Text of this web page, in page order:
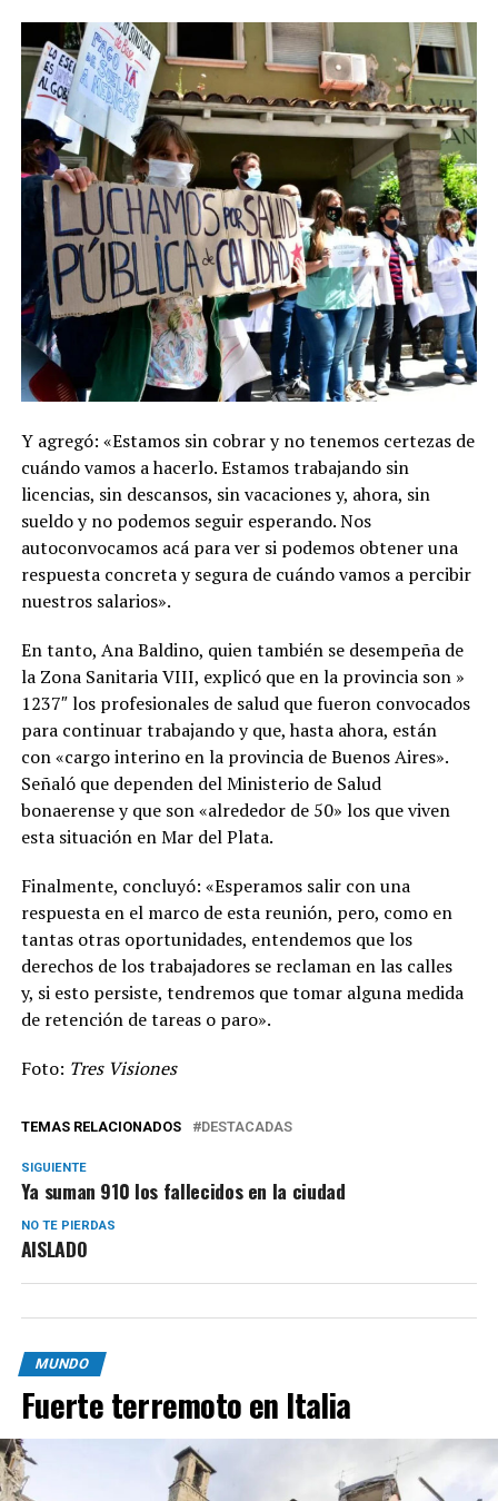
Y agregó: «Estamos sin cobrar y no tenemos certezas de
cuándo vamos a hacerlo. Estamos trabajando sin
licencias, sin descansos, sin vacaciones y, ahora, sin
sueldo y no podemos seguir esperando. Nos
autoconvocamos acá para ver si podemos obtener una
respuesta concreta y segura de cuándo vamos a percibir
nuestros salarios».
En tanto, Ana Baldino, quien también se desempeña de
la Zona Sanitaria VIII, explicó que en la provincia son »
1237″ los profesionales de salud que fueron convocados
para continuar trabajando y que, hasta ahora, están
con «cargo interino en la provincia de Buenos Aires».
Señaló que dependen del Ministerio de Salud
bonaerense y que son «alrededor de 50» los que viven
esta situación en Mar del Plata.
Finalmente, concluyó: «Esperamos salir con una
respuesta en el marco de esta reunión, pero, como en
tantas otras oportunidades, entendemos que los
derechos de los trabajadores se reclaman en las calles
y, si esto persiste, tendremos que tomar alguna medida
de retención de tareas o paro».
Foto: Tres Visiones
TEMAS RELACIONADOS DESTACADAS
SIGUIENTE
Ya suman 910 los fallecidos en la ciudad
NO TE PIERDAS
AISLADO
MUNDO
Fuerte terremoto en Italia